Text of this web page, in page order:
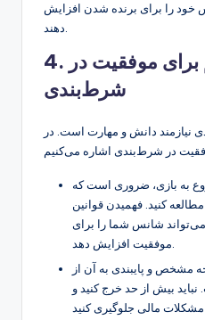
خود را برای برنده شدن افزایش
دهند.
4. نکات مهم برای موفقیت در
شرط‌بندی
نیازمند دانش و مهارت است. در
به بازی، ضروری است که
کنید. فهمیدن قوانین
شانس شما را برای
موفقیت افزایش دهد.
مشخص و پایبندی به آن از
بیش از حد خرج کنید و